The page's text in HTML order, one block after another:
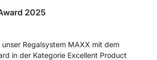
2025
Regalsystem MAXX mit dem
in der Kategorie Excellent Product